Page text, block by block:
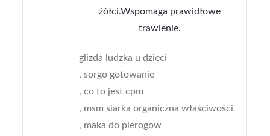
żółci.Wspomaga prawidłowe
trawienie.
glizda ludzka u dzieci
, sorgo gotowanie
, co to jest cpm
, msm siarka organiczna właściwości
, maka do pierogow